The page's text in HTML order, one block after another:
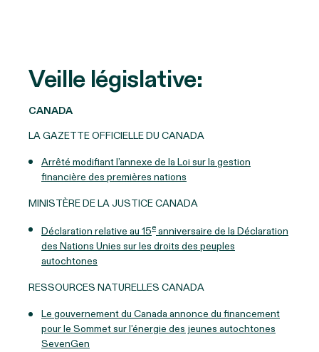
Veille législative:
CANADA
LA GAZETTE OFFICIELLE DU CANADA
Arrêté modifiant l’annexe de la Loi sur la gestion
financière des premières nations
MINISTÈRE DE LA JUSTICE CANADA
Déclaration relative au 15e anniversaire de la Déclaration
des Nations Unies sur les droits des peuples
autochtones
RESSOURCES NATURELLES CANADA
Le gouvernement du Canada annonce du financement
pour le Sommet sur l’énergie des jeunes autochtones
SevenGen